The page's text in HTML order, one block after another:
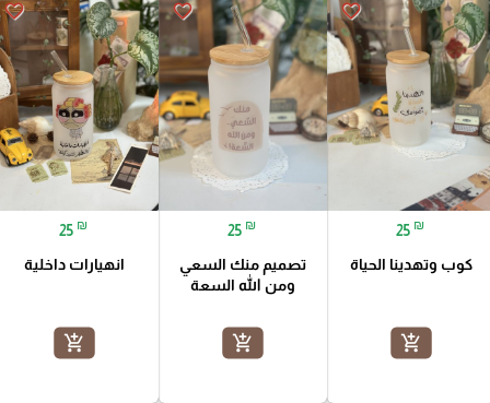
favorite_border
25 ₪
كوب وتهدينا الحياة
add_shopping_cart
favorite_border
25 ₪
تصميم منك السعي
ومن الله السعة
add_shopping_cart
favorite_border
25 ₪
انهيارات داخلية
add_shopping_cart